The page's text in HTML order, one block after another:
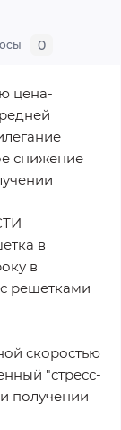
0
цена-
снижение
в
в
решетками
скоростью
"стресс-
получении